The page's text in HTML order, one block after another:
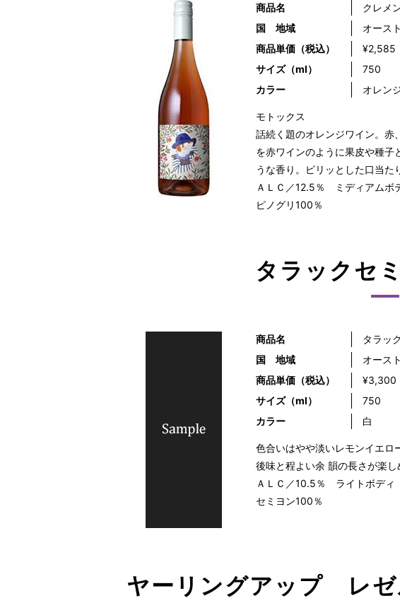
商品名
クレメ
国 地域
オース
商品単価（税込）
¥2,585
サイズ（ml）
750
カラー
オレン
モトックス
話続く題のオレンジワイン。赤
を赤ワインのように果皮や種子
うな香り。ピリッとした口当た
ＡＬＣ／12.5％ ミディアムボ
ピノグリ100％
タラックセ
商品名
タラッ
国 地域
オース
商品単価（税込）
¥3,300
サイズ（ml）
750
カラー
白
色合いはやや淡いレモンイエロ
後味と程よい余 韻の長さが楽し
ＡＬＣ／10.5％ ライトボディ
セミヨン100％
ヤーリングアップ レ